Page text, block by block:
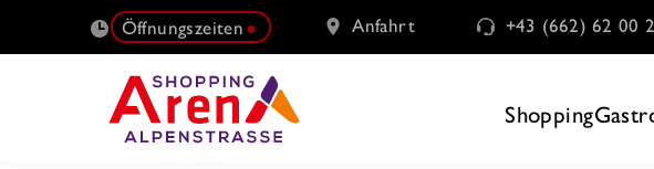
Öffnungszeiten Anfahrt +43 (662) 62 00
Shopping